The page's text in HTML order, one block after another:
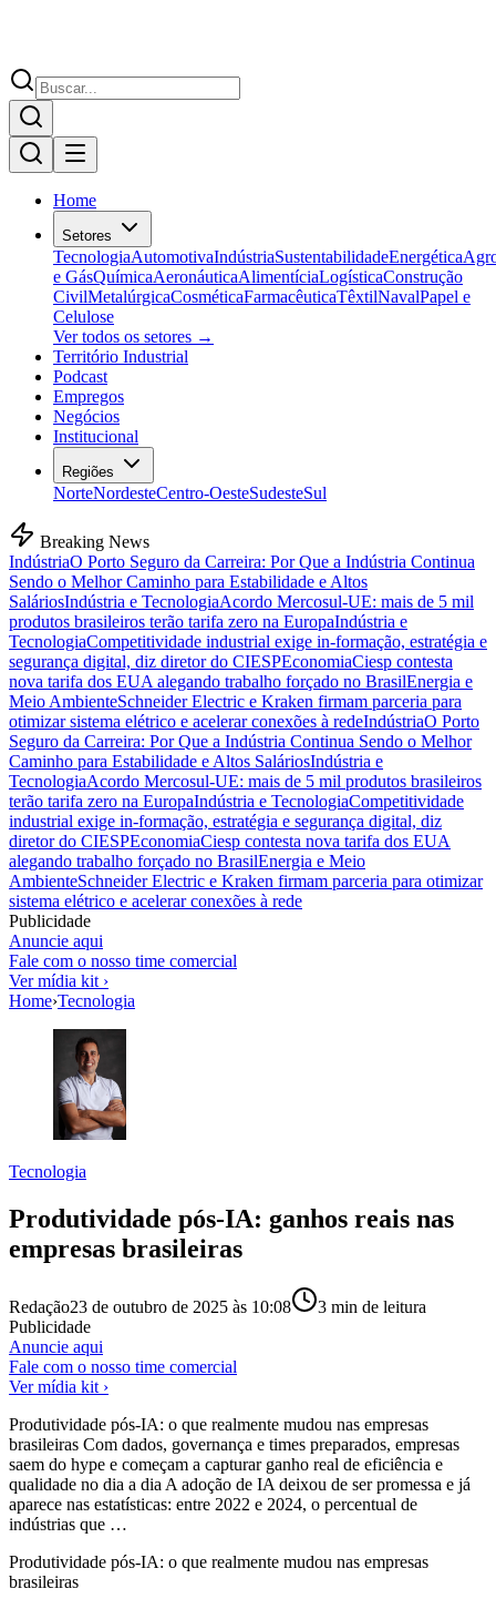
Home
Setores
TecnologiaAutomotivaIndústriaSustentabilidadeEnergética
e GásQuímicaAeronáuticaAlimentíciaLogísticaConstrução
CivilMetalúrgicaCosméticaFarmacêuticaTêxtilNavalPapel e
Celulose
Ver todos os setores →
Território Industrial
Podcast
Empregos
Negócios
Institucional
Regiões
NorteNordesteCentro-OesteSudesteSul
Breaking News
IndústriaO Porto Seguro da Carreira: Por Que a Indústria Continua
Sendo o Melhor Caminho para Estabilidade e Altos
SaláriosIndústria e TecnologiaAcordo Mercosul-UE: mais de 5 mil
produtos brasileiros terão tarifa zero na EuropaIndústria e
TecnologiaCompetitividade industrial exige in-formação, estratégia e
segurança digital, diz diretor do CIESPEconomiaCiesp contesta
nova tarifa dos EUA alegando trabalho forçado no BrasilEnergia e
Meio AmbienteSchneider Electric e Kraken firmam parceria para
otimizar sistema elétrico e acelerar conexões à redeIndústriaO Porto
Seguro da Carreira: Por Que a Indústria Continua Sendo o Melhor
Caminho para Estabilidade e Altos SaláriosIndústria e
TecnologiaAcordo Mercosul-UE: mais de 5 mil produtos brasileiros
terão tarifa zero na EuropaIndústria e TecnologiaCompetitividade
industrial exige in-formação, estratégia e segurança digital, diz
diretor do CIESPEconomiaCiesp contesta nova tarifa dos EUA
alegando trabalho forçado no BrasilEnergia e Meio
AmbienteSchneider Electric e Kraken firmam parceria para otimizar
sistema elétrico e acelerar conexões à rede
Publicidade
Anuncie aqui
Fale com o nosso time comercial
Ver mídia kit ›
Home›Tecnologia
Tecnologia
Produtividade pós-IA: ganhos reais nas
empresas brasileiras
Redação23 de outubro de 2025 às 10:08 3 min de leitura
Publicidade
Anuncie aqui
Fale com o nosso time comercial
Ver mídia kit ›
Produtividade pós-IA: o que realmente mudou nas empresas
brasileiras Com dados, governança e times preparados, empresas
saem do hype e começam a capturar ganho real de eficiência e
qualidade no dia a dia A adoção de IA deixou de ser promessa e já
aparece nas estatísticas: entre 2022 e 2024, o percentual de
indústrias que …
Produtividade pós-IA: o que realmente mudou nas empresas
brasileiras